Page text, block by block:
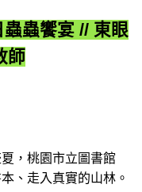
蟲饗宴 // 東眼
師
，桃園市立圖書館
、走入真實的山林。